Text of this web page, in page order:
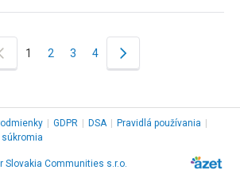
1 2 3 4
GDPR DSA Pravidlá používania
Slovakia Communities s.r.o.